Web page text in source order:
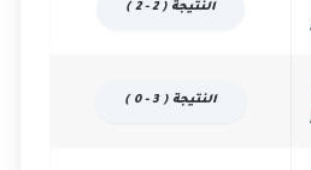
النتيجة ( 2 - 2 )
النتيجة ( 3 - 0 )